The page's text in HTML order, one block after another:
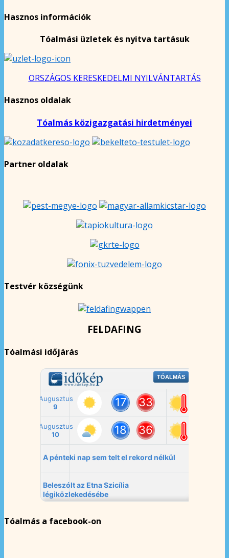
Hasznos információk
Tóalmási üzletek és nyitva tartásuk
ORSZÁGOS KERESKEDELMI NYILVÁNTARTÁS
Hasznos oldalak
Tóalmás közigazgatási hirdetményei
Partner oldalak
Testvér községünk
FELDAFING
Tóalmási időjárás
Tóalmás a facebook-on